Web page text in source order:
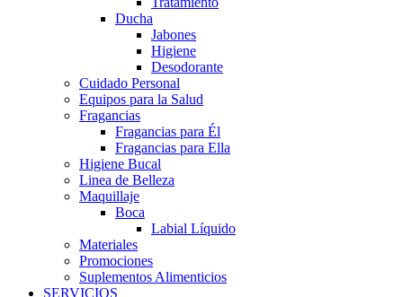
Ducha
Jabones
Higiene
Desodorante
Cuidado Personal
Equipos para la Salud
Fragancias
Fragancias para Él
Fragancias para Ella
Higiene Bucal
Linea de Belleza
Maquillaje
Boca
Labial Líquido
Materiales
Promociones
Suplementos Alimenticios
SERVICIOS